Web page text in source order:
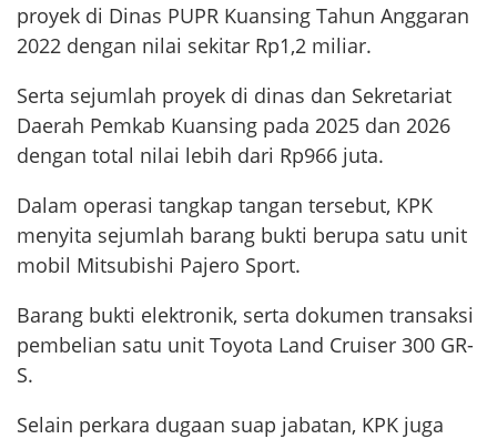
proyek di Dinas PUPR Kuansing Tahun Anggaran
2022 dengan nilai sekitar Rp1,2 miliar.
Serta sejumlah proyek di dinas dan Sekretariat
Daerah Pemkab Kuansing pada 2025 dan 2026
dengan total nilai lebih dari Rp966 juta.
Dalam operasi tangkap tangan tersebut, KPK
menyita sejumlah barang bukti berupa satu unit
mobil Mitsubishi Pajero Sport.
Barang bukti elektronik, serta dokumen transaksi
pembelian satu unit Toyota Land Cruiser 300 GR-
S.
Selain perkara dugaan suap jabatan, KPK juga